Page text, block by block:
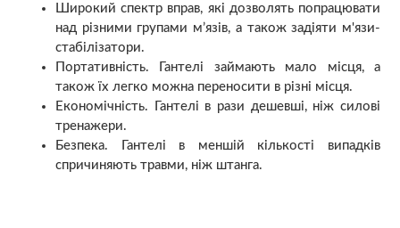
Широкий спектр вправ, які дозволять попрацювати
над різними групами м’язів, а також задіяти м'язи-
стабілізатори.
Портативність. Гантелі займають мало місця, а
також їх легко можна переносити в різні місця.
Економічність. Гантелі в рази дешевші, ніж силові
тренажери.
Безпека. Гантелі в меншій кількості випадків
спричиняють травми, ніж штанга.